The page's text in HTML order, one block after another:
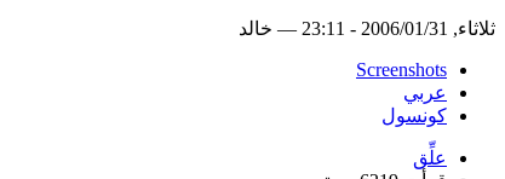
‏ثلاثاء, 2006/01/31 - 23:11 —‏ خالد
Screenshots
عربي
كونسول
علِّق